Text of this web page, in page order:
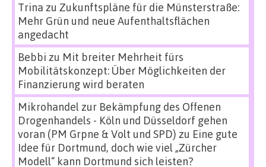
Trina zu Zukunftspläne für die Münsterstraße:
Mehr Grün und neue Aufenthaltsflächen
angedacht
Bebbi zu Mit breiter Mehrheit fürs
Mobilitätskonzept: Über Möglichkeiten der
Finanzierung wird beraten
Mikrohandel zur Bekämpfung des Offenen
Drogenhandels - Köln und Düsseldorf gehen
voran (PM Grpne & Volt und SPD) zu Eine gute
Idee für Dortmund, doch wie viel „Zürcher
Modell“ kann Dortmund sich leisten?